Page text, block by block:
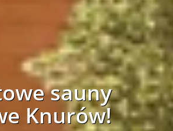
sauny
Knurów!